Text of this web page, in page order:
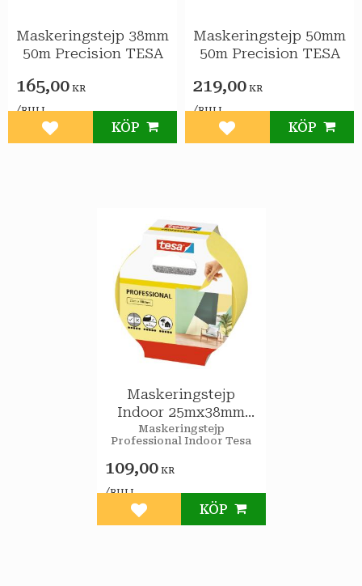
Maskeringstejp 38mm
50m Precision TESA
165,00 KR
/RULL
Lägg till i favoriter
KÖP
Maskeringstejp 50mm
50m Precision TESA
219,00 KR
/RULL
Lägg till i favoriter
KÖP
Maskeringstejp
Indoor 25mx38mm
Professiona TESA
Maskeringstejp
Professional Indoor Tesa
109,00KR
/RULL
Lägg till i favoriter
KÖP